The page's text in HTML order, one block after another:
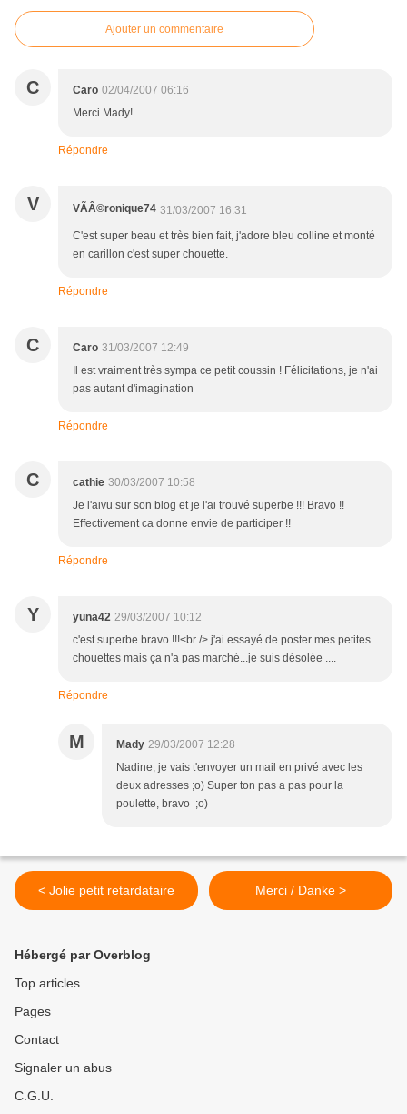
Ajouter un commentaire
C Caro 02/04/2007 06:16
Merci Mady!
Répondre
V VÃÂ©ronique74 31/03/2007 16:31
C'est super beau et très bien fait, j'adore bleu colline et monté
en carillon c'est super chouette.
Répondre
C Caro 31/03/2007 12:49
Il est vraiment très sympa ce petit coussin ! Félicitations, je n'ai
pas autant d'imagination
Répondre
C cathie 30/03/2007 10:58
Je l'aivu sur son blog et je l'ai trouvé superbe !!! Bravo !!
Effectivement ca donne envie de participer !!
Répondre
Y yuna42 29/03/2007 10:12
c'est superbe bravo !!!<br /> j'ai essayé de poster mes petites
chouettes mais ça n'a pas marché...je suis désolée ....
Répondre
M Mady 29/03/2007 12:28
Nadine, je vais t'envoyer un mail en privé avec les
deux adresses ;o) Super ton pas a pas pour la
poulette, bravo ;o)
< Jolie petit retardataire Merci / Danke >
Hébergé par Overblog
Top articles
Pages
Contact
Signaler un abus
C.G.U.